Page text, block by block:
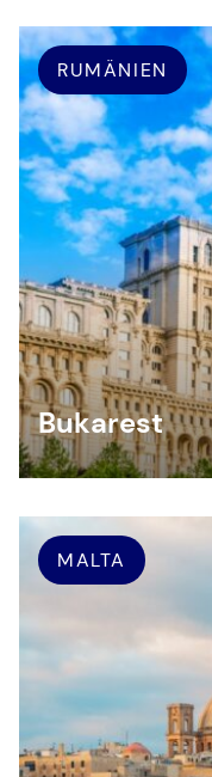
RUMÄNIEN
Bukarest
MALTA